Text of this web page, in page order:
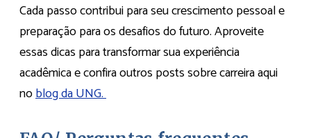
Cada passo contribui para seu crescimento pessoal e
preparação para os desafios do futuro. Aproveite
essas dicas para transformar sua experiência
acadêmica e confira outros posts sobre carreira aqui
noblog da UNG.